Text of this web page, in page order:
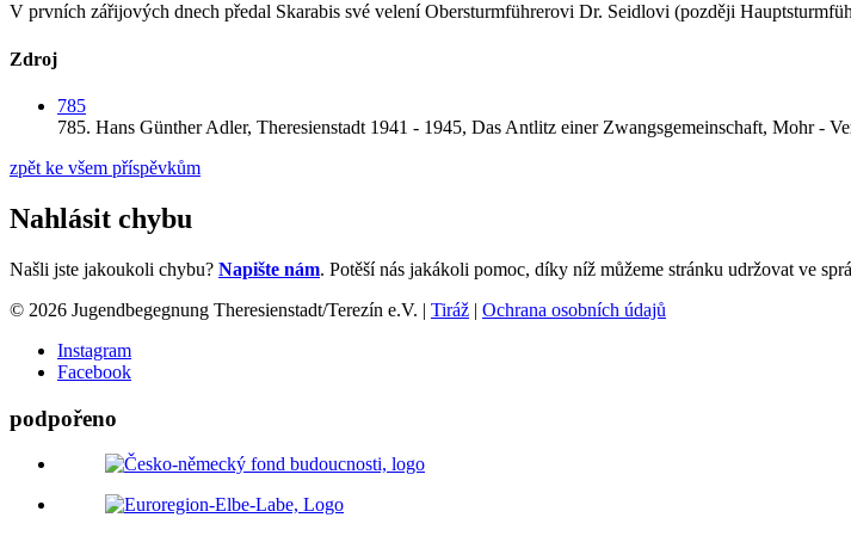
V prvních zářijových dnech předal Skarabis své velení Obersturmführerovi Dr. Seidlovi (později
Zdroj
785
785. Hans Günther Adler, Theresienstadt 1941 - 1945, Das Antlitz einer Zwangsgemeinschaft, Mohr -
zpět ke všem příspěvkům
Nahlásit chybu
Našli jste jakoukoli chybu? Napište nám. Potěší nás jakákoli pomoc, díky níž můžeme stránku udržovat ve
© 2026 Jugendbegegnung Theresienstadt/Terezín e.V. | Tiráž | Ochrana osobních údajů
Instagram
Facebook
podpořeno